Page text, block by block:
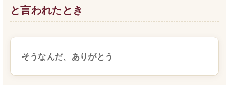
と言われたとき
そうなんだ、ありがとう